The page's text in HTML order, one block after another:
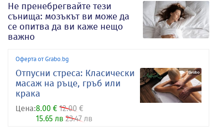
Не пренебрегвайте тези
сънища: мозъкът ви може да
се опитва да ви каже нещо
важно
Оферта от Grabo.bg
Отпусни стреса: Класически
масаж на ръце, гръб или
крака
Цена:8.00 € 12.00 €
15.65 лв 23.47 лв